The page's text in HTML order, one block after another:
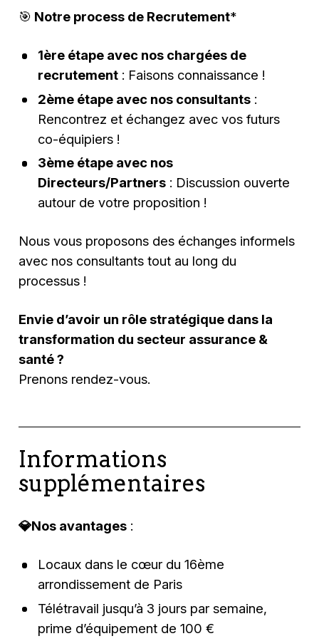
🎯 Notre process de Recrutement*
1ère étape avec nos chargées de
recrutement: Faisons connaissance !
2ème étape avec nos consultants:
Rencontrez et échangez avec vos futurs
co-équipiers !
3ème étape avec nos
Directeurs/Partners: Discussion ouverte
autour de votre proposition !
Nous vous proposons des échanges informels
avec nos consultants tout au long du
processus !
Envie d’avoir un rôle stratégique dans la
transformation du secteur assurance &
santé ?
Prenons rendez-vous.
Informations
supplémentaires
💎Nos avantages :
Locaux dans le cœur du 16ème
arrondissement de Paris
Télétravail jusqu’à 3 jours par semaine,
prime d’équipement de 100 €